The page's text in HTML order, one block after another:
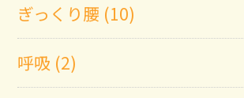
ぎっくり腰 (10)
呼吸 (2)